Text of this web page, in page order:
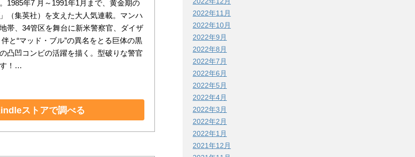
1985年7 月～1991年1月まで、黄金期の
（集英社）を支えた大人気連載。マンハ
帯、34管区を舞台に新米警察官、ダイザ
と“マッド・ブル”の異名をとる巨体の黒
凸凹コンビの活躍を描く。型破りな警官
！…
ストアで調べる
2022年11月
2022年10月
2022年9月
2022年8月
2022年7月
2022年6月
2022年5月
2022年4月
2022年3月
2022年2月
2022年1月
2021年12月